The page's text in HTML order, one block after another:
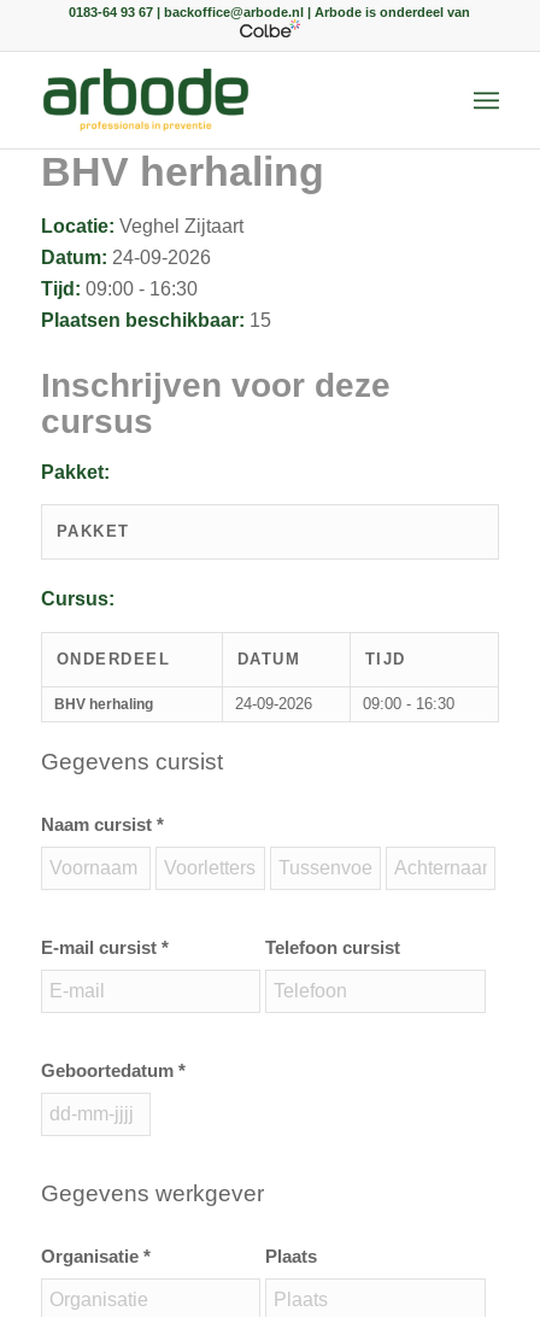
0183-64 93 67 | backoffice@arbode.nl | Arbode is onderdeel van
BHV herhaling
Locatie: Veghel Zijtaart
Datum: 24-09-2026
Tijd: 09:00 - 16:30
Plaatsen beschikbaar: 15
Inschrijven voor deze
cursus
Pakket:
PAKKET
Cursus:
ONDERDEEL DATUM TIJD
BHV herhaling 24-09-2026 09:00 - 16:30
Gegevens cursist
Naam cursist *
E-mail cursist * Telefoon cursist
Geboortedatum *
Gegevens werkgever
Organisatie * Plaats